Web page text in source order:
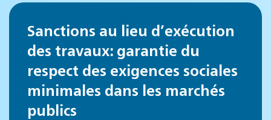
Sanctions au lieu d’exécution
des travaux: garantie du
respect des exigences sociales
minimales dans les marchés
publics